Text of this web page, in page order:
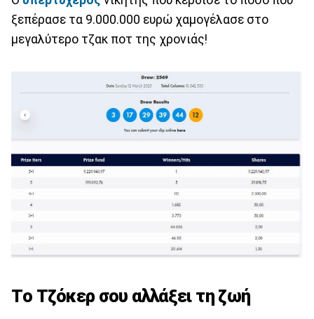
ξεπέρασε τα 9.000.000 ευρώ χαμογέλασε στο
μεγαλύτερο τζακ ποτ της χρονιάς!
Tο Τζόκερ σου αλλάξει τη ζωή